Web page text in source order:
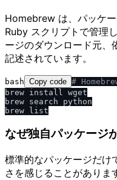
Homebrew は、パッケ
Ruby スクリプトで管理
ージのダウンロード元、
記述されています。
bash Copy code #
brew install wget
brew search python
なぜ独自パッケージ
標準的なパッケージだけ
さを感じることがありま